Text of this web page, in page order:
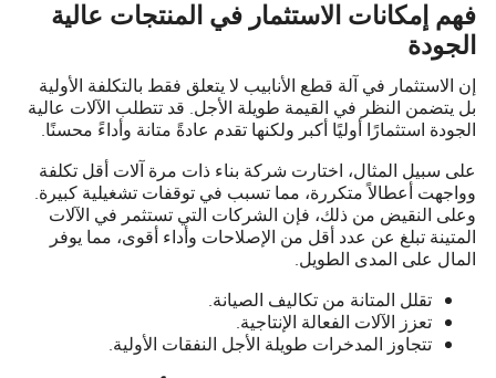
فهم إمكانات الاستثمار في المنتجات عالية
الجودة
إن الاستثمار في آلة قطع الأنابيب لا يتعلق فقط بالتكلفة الأولية
بل يتضمن النظر في القيمة طويلة الأجل. قد تتطلب الآلات عالية
الجودة استثمارًا أوليًا أكبر ولكنها تقدم عادةً متانة وأداءً محسنًا.
على سبيل المثال، اختارت شركة بناء ذات مرة آلات أقل تكلفة
وواجهت أعطالاً متكررة، مما تسبب في توقفات تشغيلية كبيرة.
وعلى النقيض من ذلك، فإن الشركات التي تستثمر في الآلات
المتينة تبلغ عن عدد أقل من الإصلاحات وأداء أقوى، مما يوفر
المال على المدى الطويل.
تقلل المتانة من تكاليف الصيانة.
تعزز الآلات الفعالة الإنتاجية.
تتجاوز المدخرات طويلة الأجل النفقات الأولية.